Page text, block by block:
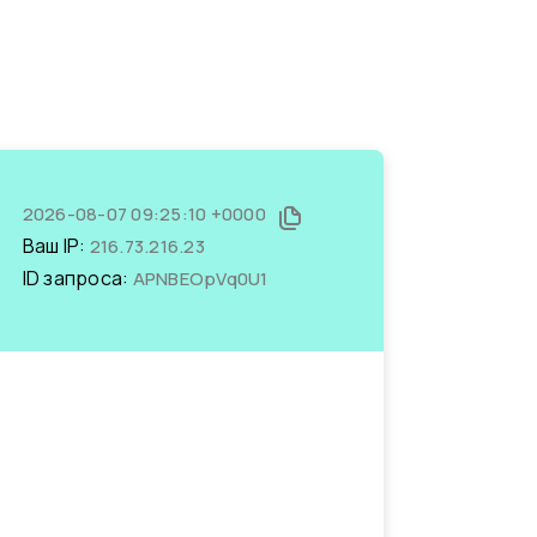
2026-08-07 09:25:10 +0000
Ваш IP: 216.73.216.23
ID запроса: APNBEOpVq0U1